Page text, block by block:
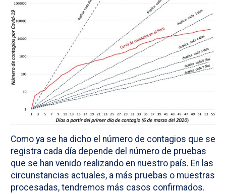
Como ya se ha dicho el número de contagios que se
registra cada día depende del número de pruebas
que se han venido realizando en nuestro país. En las
circunstancias actuales, a más pruebas o muestras
procesadas, tendremos más casos confirmados.